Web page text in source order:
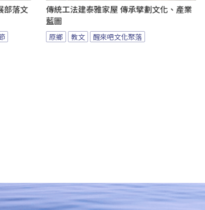
部落文
傳統工法建泰雅家屋 傳承擘劃文化、產業
藍圖
原鄉 教文 醒來吧文化聚落